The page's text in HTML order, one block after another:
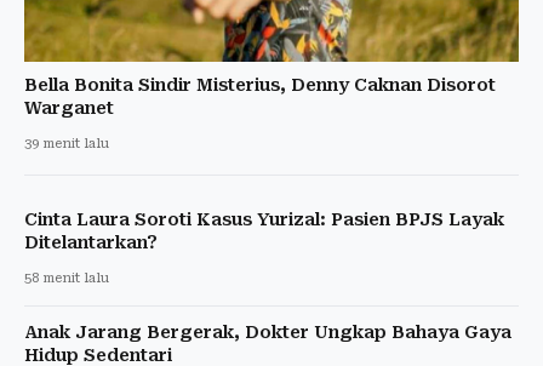
Bella Bonita Sindir Misterius, Denny Caknan Disorot
Warganet
39 menit lalu
Cinta Laura Soroti Kasus Yurizal: Pasien BPJS Layak
Ditelantarkan?
58 menit lalu
Anak Jarang Bergerak, Dokter Ungkap Bahaya Gaya
Hidup Sedentari